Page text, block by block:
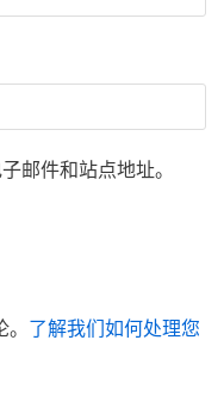
邮件和站点地址。
了解我们如何处理您